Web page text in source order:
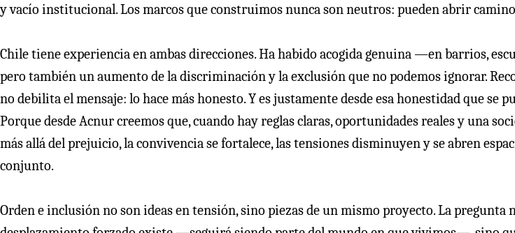
y vacío institucional. Los marcos que construimos nunca son neutros: pueden abrir
Chile tiene experiencia en ambas direcciones. Ha habido acogida genuina —en barrios,
pero también un aumento de la discriminación y la exclusión que no podemos ignorar.
no debilita el mensaje: lo hace más honesto. Y es justamente desde esa honestidad que se
Porque desde Acnur creemos que, cuando hay reglas claras, oportunidades reales y una
más allá del prejuicio, la convivencia se fortalece, las tensiones disminuyen y se abren
conjunto.
Orden e inclusión no son ideas en tensión, sino piezas de un mismo proyecto. La pregunta